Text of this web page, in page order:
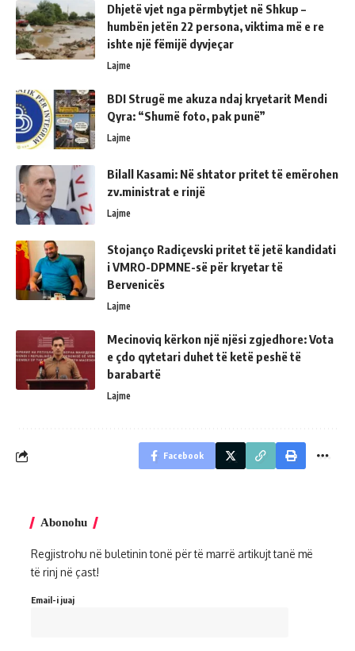
Dhjetë vjet nga përmbytjet në Shkup –
humbën jetën 22 persona, viktima më e re
ishte një fëmijë dyvjeçar
Lajme
BDI Strugë me akuza ndaj kryetarit Mendi
Qyra: “Shumë foto, pak punë”
Lajme
Bilall Kasami: Në shtator pritet të emërohen
zv.ministrat e rinjë
Lajme
Stojanço Radiçevski pritet të jetë kandidati
i VMRO-DPMNE-së për kryetar të
Bervenicës
Lajme
Mecinoviq kërkon një njësi zgjedhore: Vota
e çdo qytetari duhet të ketë peshë të
barabartë
Lajme
Facebook
Abonohu
Regjistrohu në buletinin tonë për të marrë artikujt tanë më
të rinj në çast!
Email-i juaj